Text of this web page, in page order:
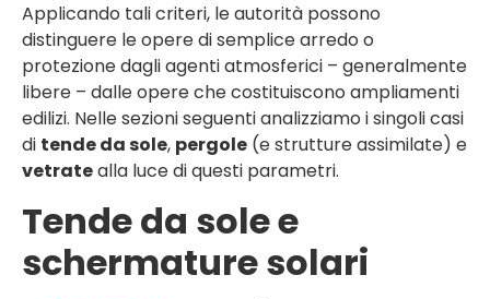
Applicando tali criteri, le autorità possono
distinguere le opere di semplice arredo o
protezione dagli agenti atmosferici – generalmente
libere – dalle opere che costituiscono ampliamenti
edilizi. Nelle sezioni seguenti analizziamo i singoli casi
di tende da sole, pergole (e strutture assimilate) e
vetratealla luce di questi parametri.
Tende da sole e
schermature solari